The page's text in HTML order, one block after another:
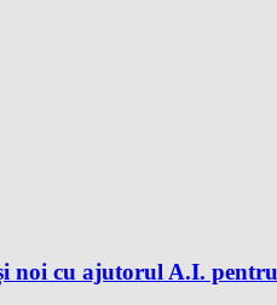
noi cu ajutorul A.I.